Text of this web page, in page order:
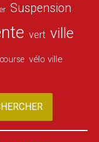
Suspension
vert ville
vélo ville